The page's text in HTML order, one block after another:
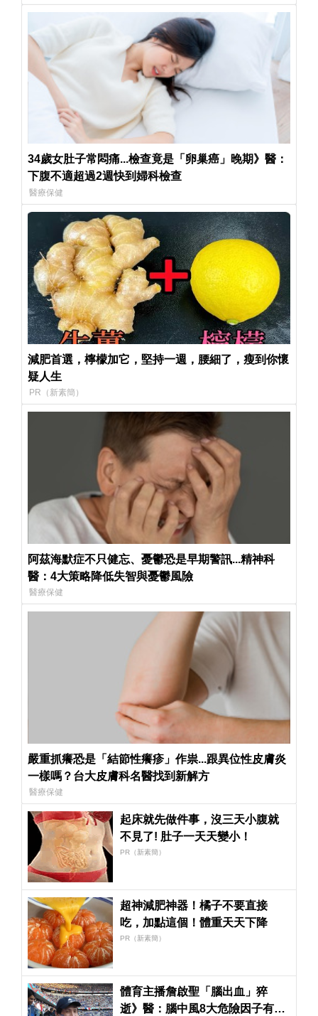
34歲女肚子常悶痛...檢查竟是「卵巢癌」晚期》醫：
下腹不適超過2週快到婦科檢查
醫療保健
減肥首選，檸檬加它，堅持一週，腰細了，瘦到你懷
疑人生
PR（新素簡）
阿茲海默症不只健忘、憂鬱恐是早期警訊...精神科
醫：4大策略降低失智與憂鬱風險
醫療保健
嚴重抓癢恐是「結節性癢疹」作祟...跟異位性皮膚炎
一樣嗎？台大皮膚科名醫找到新解方
醫療保健
起床就先做件事，沒三天小腹就
不見了! 肚子一天天變小！
PR（新素簡）
超神減肥神器！橘子不要直接
吃，加點這個！體重天天下降
PR（新素簡）
體育主播詹啟聖「腦出血」猝
逝》醫：腦中風8大危險因子有3